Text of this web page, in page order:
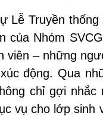
Lễ Truyền
của Nhóm
viên – những
động. Qua
chỉ gợi nhắc
vụ cho lớp sinh